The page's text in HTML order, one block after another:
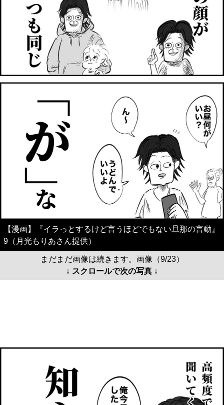
【漫画】『イラっとするけど言うほどでもない旦那の言動』
9（月光もりあさん提供）
まだまだ画像は続きます。画像（9/23）
↓ スクロールで次の写真 ↓